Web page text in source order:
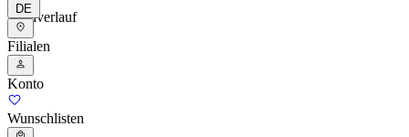
Suchverlauf
DE
Filialen
Konto
Wunschlisten